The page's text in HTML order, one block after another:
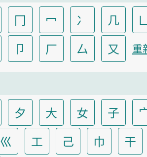
冂 冖 冫 几
卩 厂 厶 又 重
夕 大 女 子
巛 工 己 巾 干